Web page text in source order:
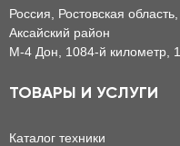
Россия, Ростовская область,
Аксайский район
М-4 Дон, 1084-й километр, 1
ТОВАРЫ И УСЛУГИ
Каталог техники